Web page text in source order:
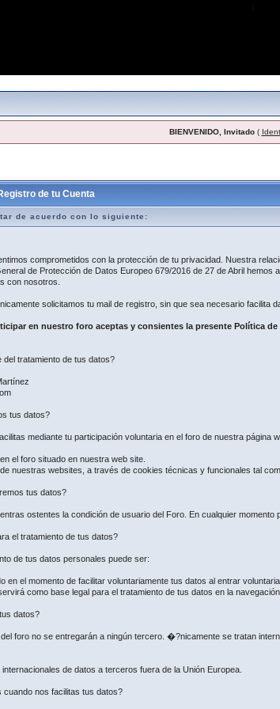
BIENVENIDO, Invitado(
de tu Cuenta
de acuerdo con lo siguiente:
comprometidos con la protección de tu privacidad. Nuestra
de Protección de Datos Europeo 679/2016 de 27 de Abril
con nosotros.
solicitamos tu mail de registro, sin que sea necesario facilita
en nuestro foro aceptas y consientes la presente Política de
tratamiento de tus datos?
tus datos?
mediante tu participación voluntaria en el foro de nuestra página
el foro situado en nuestra web site.
nuestras websites, a través de cookies técnicas y funcionales tal
tus datos?
ostentes la condición de usuario del Foro. En cualquier momento
el tratamiento de tus datos?
de tus datos personales puede ser:
el momento de facilitar voluntariamente tus datos al entrar
como base legal para el tratamiento de tus datos en la
datos?
foro no se entregarán a ningún tercero. �?nicamente se tratan
de datos a terceros fuera de la Unión Europea.
nos facilitas tus datos?